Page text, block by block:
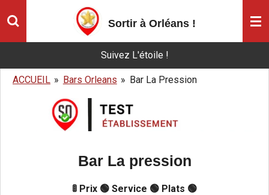
Passer
Sortir à Orléans !
Suivez L'étoile !
ACCUEIL » Bars Orleans » Bar La Pression
Bar La pression
🚦 Prix 🟢 Service 🟢 Plats 🟢